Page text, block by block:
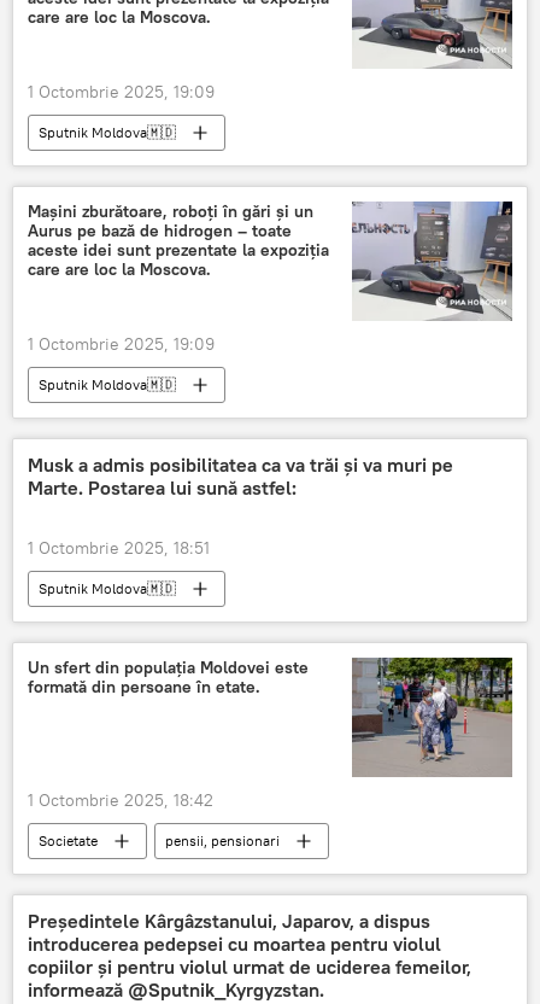
care are loc la Moscova.
1 Octombrie 2025, 19:09
Sputnik Moldova🇲🇩
Mașini zburătoare, roboți în gări și un
Aurus pe bază de hidrogen – toate
aceste idei sunt prezentate la expoziția
care are loc la Moscova.
1 Octombrie 2025, 19:09
Sputnik Moldova🇲🇩
Musk a admis posibilitatea ca va trăi și va muri pe
Marte. Postarea lui sună astfel:
1 Octombrie 2025, 18:51
Sputnik Moldova🇲🇩
Un sfert din populația Moldovei este
formată din persoane în etate.
1 Octombrie 2025, 18:42
Societate pensii, pensionari
Președintele Kârgâzstanului, Japarov, a dispus
introducerea pedepsei cu moartea pentru violul
copiilor și pentru violul urmat de uciderea femeilor,
informează @Sputnik_Kyrgyzstan.